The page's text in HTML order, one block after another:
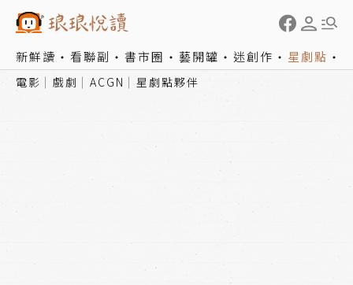
新鮮讀 看聯副 書市圈 藝開罐 迷創作 星劇點
電影 戲劇 ACGN 星劇點夥伴